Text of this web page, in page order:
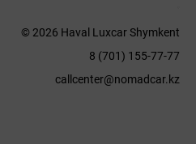
© 2026 Haval Luxcar Shymkent
8 (701) 155-77-77
callcenter@nomadcar.kz